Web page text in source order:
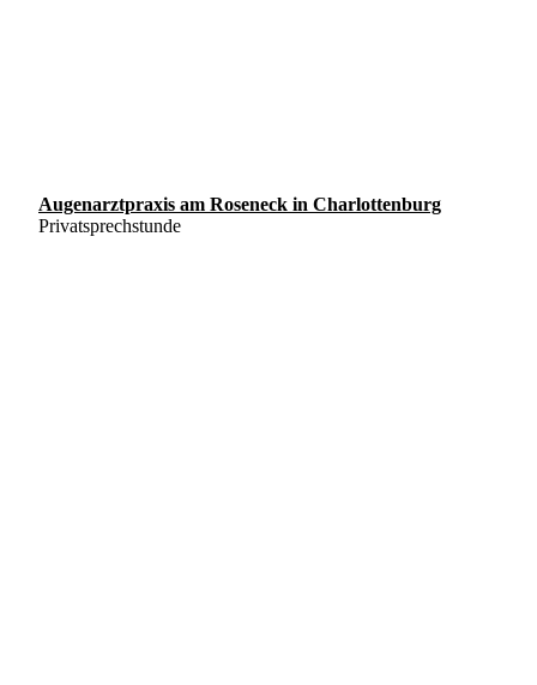
Augenarztpraxis am Roseneck in Charlottenburg
Privatsprechstunde